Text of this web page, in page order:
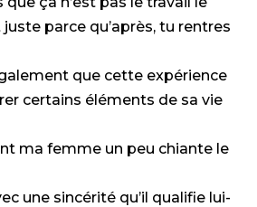
parce qu’après, tu rentres
que cette expérience
certains éléments de sa vie
ma femme un peu chiante le
une sincérité qu’il qualifie lui-